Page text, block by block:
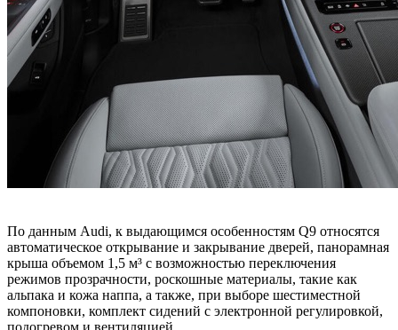
По данным Audi, к выдающимся особенностям Q9 относятся
автоматическое открывание и закрывание дверей, панорамная
крыша объемом 1,5 м³ с возможностью переключения
режимов прозрачности, роскошные материалы, такие как
альпака и кожа наппа, а также, при выборе шестиместной
компоновки, комплект сидений с электронной регулировкой,
подогревом и вентиляцией.